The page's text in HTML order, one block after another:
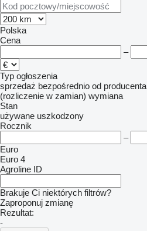
Polska
Cena
–
Typ ogłoszenia
sprzedaż bezpośrednio od producenta
(rozliczenie w zamian) wymiana
Stan
używane uszkodzony
Rocznik
–
Euro
Euro 4
Agroline ID
Brakuje Ci niektórych filtrów?
Zaproponuj zmianę
Rezultat:
-